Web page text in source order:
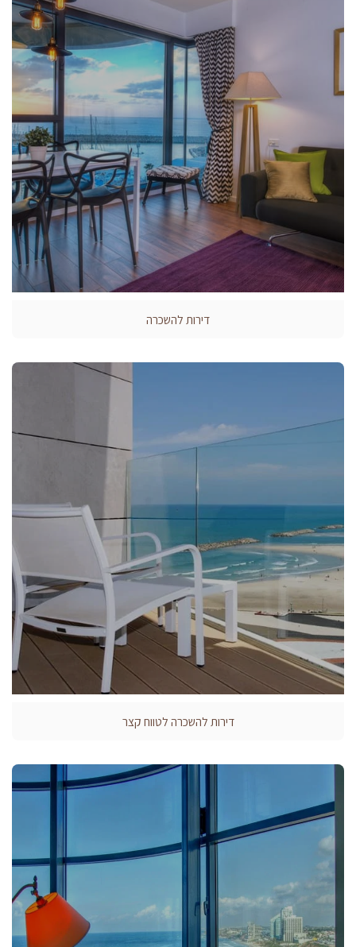
דירות להשכרה
דירות להשכרה לטווח קצר